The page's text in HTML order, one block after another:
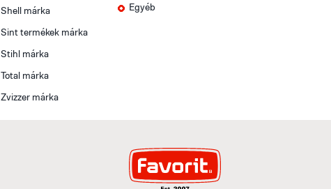
Shell márka
Sint termékek márka
Stihl márka
Total márka
Zvizzer márka
Egyéb